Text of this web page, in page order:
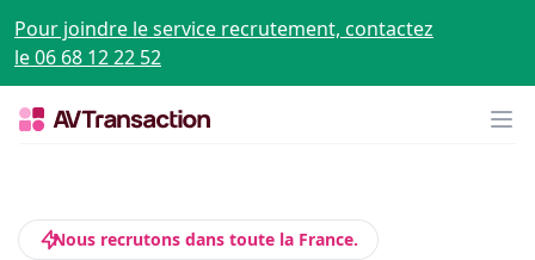
Pour joindre le service recrutement, contactez
le 06 68 12 22 52
Nous recrutons dans toute la France.